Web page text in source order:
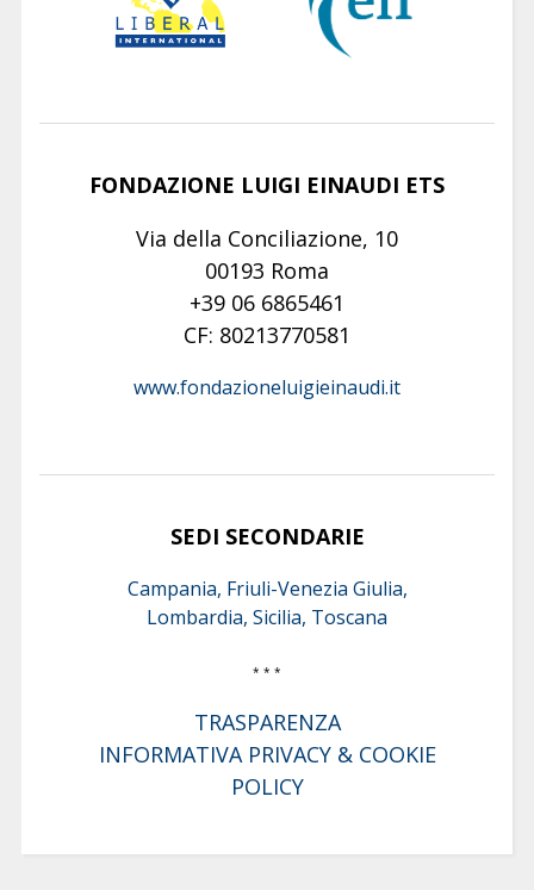
FONDAZIONE LUIGI EINAUDI ETS
Via della Conciliazione, 10
00193 Roma
+39 06 6865461
CF: 80213770581
www.fondazioneluigieinaudi.it
SEDI SECONDARIE
Campania, Friuli-Venezia Giulia,
Lombardia, Sicilia, Toscana
* * *
TRASPARENZA
INFORMATIVA PRIVACY & COOKIE
POLICY